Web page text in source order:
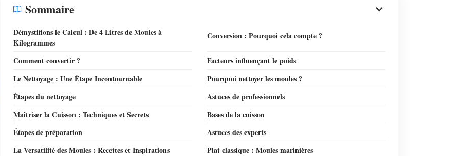
Sommaire
Démystifions le Calcul : De 4 Litres de Moules à
Kilogrammes
Conversion : Pourquoi cela compte ?
Comment convertir ?
Facteurs influençant le poids
Le Nettoyage : Une Étape Incontournable
Pourquoi nettoyer les moules ?
Étapes du nettoyage
Astuces de professionnels
Maîtriser la Cuisson : Techniques et Secrets
Bases de la cuisson
Étapes de préparation
Astuces des experts
La Versatilité des Moules : Recettes et Inspirations
Plat classique : Moules marinières